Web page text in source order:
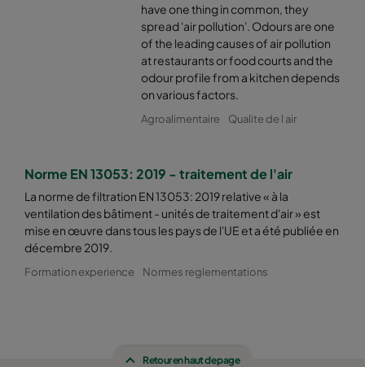
have one thing in common, they
spread 'air pollution'. Odours are one
of the leading causes of air pollution
at restaurants or food courts and the
odour profile from a kitchen depends
on various factors.
Agroalimentaire Qualite de l air
Norme EN 13053: 2019 - traitement de l'air
La norme de filtration EN 13053: 2019 relative « à la
ventilation des bâtiment - unités de traitement d'air » est
mise en œuvre dans tous les pays de l'UE et a été publiée en
décembre 2019.
Formation experience Normes reglementations
Retour en haut de page